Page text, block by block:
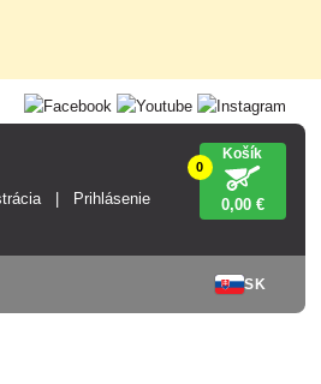
Prihlásenie
0
Košík
0,00 €
SK